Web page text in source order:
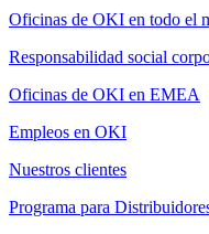
Oficinas de OKI en todo el
Responsabilidad social
Oficinas de OKI en EMEA
Empleos en OKI
Nuestros clientes
Programa para